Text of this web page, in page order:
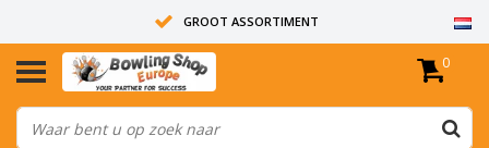
GROOT ASSORTIMENT
14 DAGEN RETOUR RECHT
ALLE BOWLINGBALLEN ZIJN ONGEBOORD
0